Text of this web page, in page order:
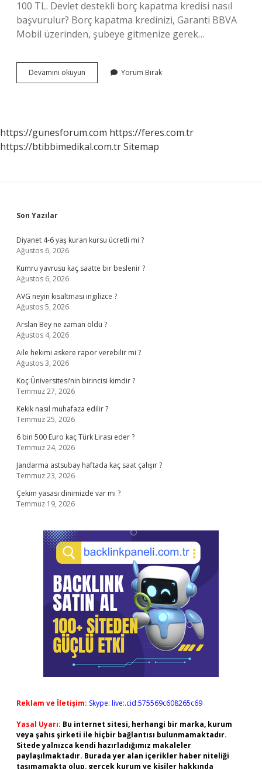
100 TL. Devlet destekli borç kapatma kredisi nasıl
başvurulur? Borç kapatma kredinizi, Garanti BBVA
Mobil üzerinden, şubeye gitmenize gerek…
Devamını okuyun
Borç
Yorum Bırak
https://gunesforum.com https://feres.com.tr
https://btibbimedikal.com.trSitemap
Sidebar
Son Yazılar
Diyanet 4-6 yaş kuran kursu ücretli mi ?
Ağustos 6, 2026
Kumru yavrusu kaç saatte bir beslenir ?
Ağustos 6, 2026
AVG neyin kısaltması ingilizce ?
Ağustos 5, 2026
Arslan Bey ne zaman öldü ?
Ağustos 4, 2026
Aile hekimi askere rapor verebilir mi ?
Ağustos 3, 2026
Koç Üniversitesi’nin birincisi kimdir ?
Temmuz 27, 2026
Kekik nasıl muhafaza edilir ?
Temmuz 25, 2026
6 bin 500 Euro kaç Türk Lirası eder ?
Temmuz 24, 2026
Jandarma astsubay haftada kaç saat çalışır ?
Temmuz 23, 2026
Çekim yasası dinimizde var mı ?
Temmuz 19, 2026
Reklam ve İletişim: Skype: live:.cid.575569c608265c69
Yasal Uyarı: Bu internet sitesi, herhangi bir marka, kurum
veya şahıs şirketi ile hiçbir bağlantısı bulunmamaktadır.
Sitede yalnızca kendi hazırladığımız makaleler
paylaşılmaktadır. Burada yer alan içerikler haber niteliği
taşımamakta olup, gerçek kurum ve kişiler hakkında